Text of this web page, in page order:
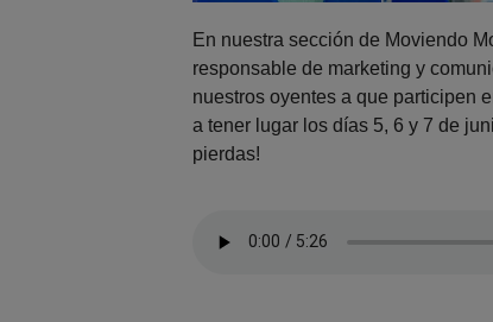
En nuestra sección de Moviendo
responsable de marketing y
nuestros oyentes a que participen
a tener lugar los días 5, 6 y 7 de
pierdas!